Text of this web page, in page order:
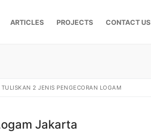
ARTICLES PROJECTS CONTACT US
TULISKAN 2 JENIS PENGECORAN LOGAM
Jakarta